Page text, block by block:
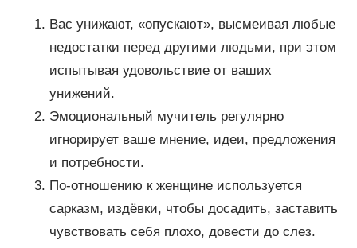
Вас унижают, «опускают», высмеивая любые
недостатки перед другими людьми, при этом
испытывая удовольствие от ваших
унижений.
Эмоциональный мучитель регулярно
игнорирует ваше мнение, идеи, предложения
и потребности.
По-отношению к женщине используется
сарказм, издёвки, чтобы досадить, заставить
чувствовать себя плохо, довести до слез.